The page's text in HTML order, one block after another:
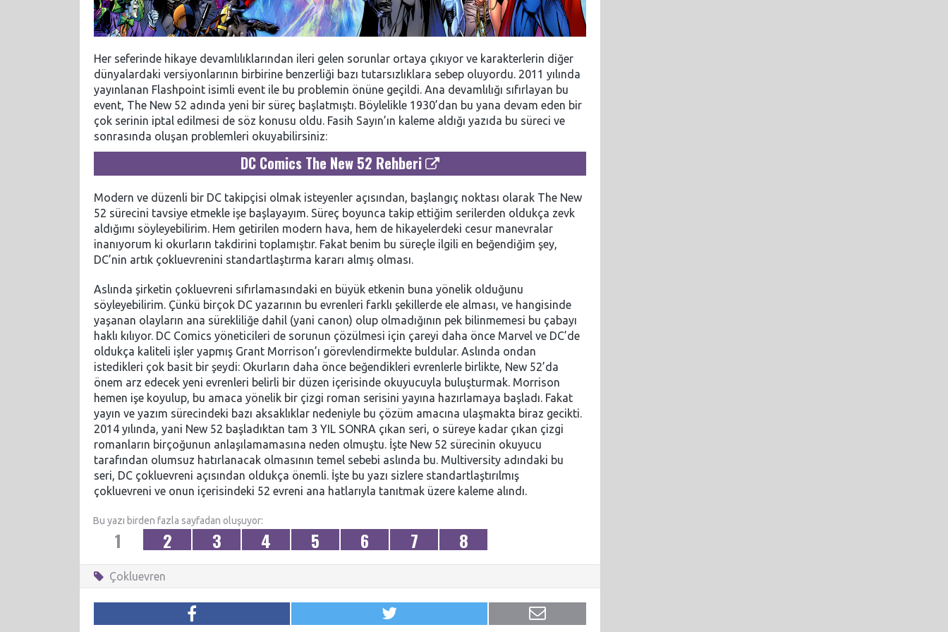
Her seferinde hikaye devamlılıklarından ileri gelen sorunlar ortaya çıkıyor ve karakterlerin diğer
dünyalardaki versiyonlarının birbirine benzerliği bazı tutarsızlıklara sebep oluyordu. 2011 yılında
yayınlanan Flashpoint isimli event ile bu problemin önüne geçildi. Ana devamlılığı sıfırlayan bu
event, The New 52 adında yeni bir süreç başlatmıştı. Böylelikle 1930’dan bu yana devam eden bir
çok serinin iptal edilmesi de söz konusu oldu. Fasih Sayın’ın kaleme aldığı yazıda bu süreci ve
sonrasında oluşan problemleri okuyabilirsiniz:
DC Comics The New 52 Rehberi
Modern ve düzenli bir DC takipçisi olmak isteyenler açısından, başlangıç noktası olarak The New
52 sürecini tavsiye etmekle işe başlayayım. Süreç boyunca takip ettiğim serilerden oldukça zevk
aldığımı söyleyebilirim. Hem getirilen modern hava, hem de hikayelerdeki cesur manevralar
inanıyorum ki okurların takdirini toplamıştır. Fakat benim bu süreçle ilgili en beğendiğim şey,
DC’nin artık çokluevrenini standartlaştırma kararı almış olması.
Aslında şirketin çokluevreni sıfırlamasındaki en büyük etkenin buna yönelik olduğunu
söyleyebilirim. Çünkü birçok DC yazarının bu evrenleri farklı şekillerde ele alması, ve hangisinde
yaşanan olayların ana sürekliliğe dahil (yani canon) olup olmadığının pek bilinmemesi bu çabayı
haklı kılıyor. DC Comics yöneticileri de sorunun çözülmesi için çareyi daha önce Marvel ve DC’de
oldukça kaliteli işler yapmış Grant Morrison’ı görevlendirmekte buldular. Aslında ondan
istedikleri çok basit bir şeydi: Okurların daha önce beğendikleri evrenlerle birlikte, New 52’da
önem arz edecek yeni evrenleri belirli bir düzen içerisinde okuyucuyla buluşturmak. Morrison
hemen işe koyulup, bu amaca yönelik bir çizgi roman serisini yayına hazırlamaya başladı. Fakat
yayın ve yazım sürecindeki bazı aksaklıklar nedeniyle bu çözüm amacına ulaşmakta biraz gecikti.
2014 yılında, yani New 52 başladıktan tam 3 YIL SONRA çıkan seri, o süreye kadar çıkan çizgi
romanların birçoğunun anlaşılamamasına neden olmuştu. İşte New 52 sürecinin okuyucu
tarafından olumsuz hatırlanacak olmasının temel sebebi aslında bu. Multiversity adındaki bu
seri, DC çokluevreni açısından oldukça önemli. İşte bu yazı sizlere standartlaştırılmış
çokluevreni ve onun içerisindeki 52 evreni ana hatlarıyla tanıtmak üzere kaleme alındı.
Bu yazı birden fazla sayfadan oluşuyor:
1 2 3 4 5 6 7 8
Çokluevren